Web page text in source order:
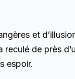
et
de près
espoir.